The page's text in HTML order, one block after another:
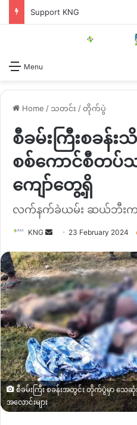
Support KNG
Menu
Home / သတင်း /တိုက်ပွဲ
စီခမ်းကြီးစခန်
စစ်ကောင်စီတပ်
ကျော်တွေ့ရှိ
လက်နက်ခဲယမ်း ဆယ်ဘီးက
KNG
Send
email
23 February 2024
စီခမ်းကြီး စခန်းအတွင်း တိုက်ပွဲမှာ သေ
အလောင်းများ